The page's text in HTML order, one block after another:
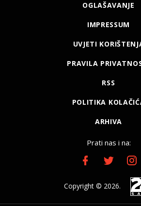
OGLAŠAVANJE
IMPRESSUM
UVJETI
PRAVILA
RSS
POLITIKA
ARHIVA
Prati nas i na:
Copyright © 2026.